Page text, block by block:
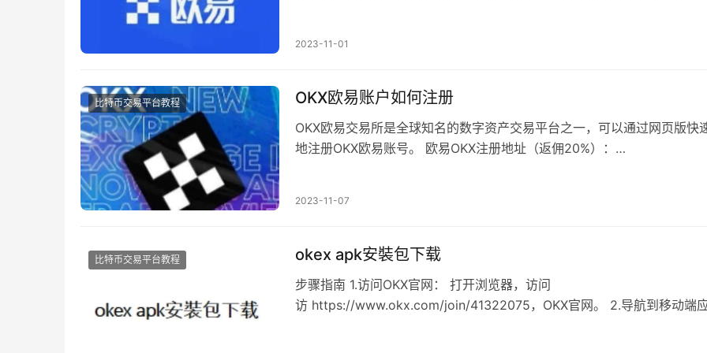
2023-11-01
比特币交易平台教程 OKX欧易账户如何注册
OKX欧易交易所是全球知名的数字资产交易平台之一，可以通过网页版快
地注册OKX欧易账号。 欧易OKX注册地址（返佣20%）：
2023-11-07
比特币交易平台教程 okex apk安裝包下载
步骤指南 1.访问OKX官网： 打开浏览器，访问
访 https://www.okx.com/join/41322075，OKX官网。 2.导航到移动端